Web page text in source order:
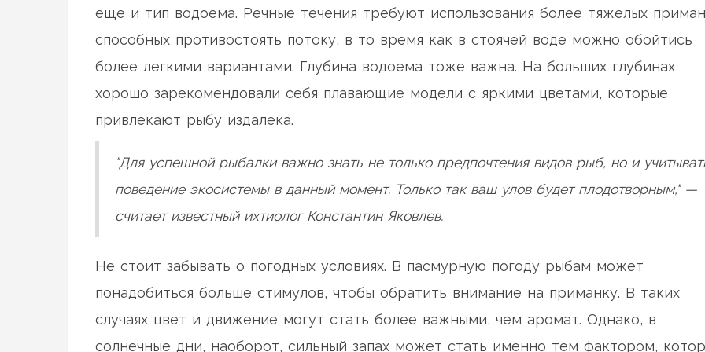
еще и тип водоема. Речные течения требуют использования более тяжелых
способных противостоять потоку, в то время как в стоячей воде можно обойтись
более легкими вариантами. Глубина водоема тоже важна. На больших глубинах
хорошо зарекомендовали себя плавающие модели с яркими цветами, которые
привлекают рыбу издалека.
"Для успешной рыбалки важно знать не только предпочтения видов рыб, но и
поведение экосистемы в данный момент. Только так ваш улов будет плодотворным," —
считает известный ихтиолог Константин Яковлев.
Не стоит забывать о погодных условиях. В пасмурную погоду рыбам может
понадобиться больше стимулов, чтобы обратить внимание на приманку. В таких
случаях цвет и движение могут стать более важными, чем аромат. Однако, в
солнечные дни, наоборот, сильный запах может стать именно тем фактором,